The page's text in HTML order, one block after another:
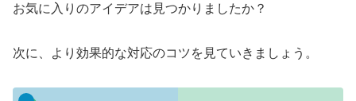
お気に入りのアイデアは見つかりましたか？
次に、より効果的な対応のコツを見ていきましょう。